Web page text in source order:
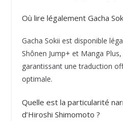
Où lire légalement Gacha
Gacha Sokii est disponible
Shônen Jump+ et Manga
garantissant une traduction
optimale.
Quelle est la particularité
d’Hiroshi Shimomoto ?